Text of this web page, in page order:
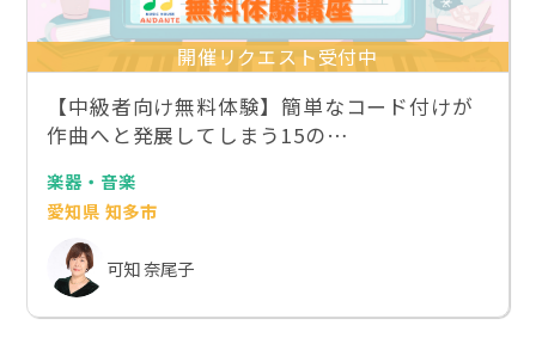
開催リクエスト受付中
【中級者向け無料体験】簡単なコード付けが
作曲へと発展してしまう15の…
楽器・音楽
愛知県 知多市
可知 奈尾子